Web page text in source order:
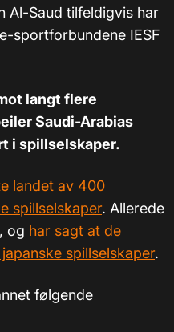
Al-Saud tilfeldigvis har
sportforbundene IESF
langt flere
Saudi-Arabias
i spillselskaper.
landet av 400
spillselskaper. Allerede
og har sagt at de
spillselskaper.
følgende